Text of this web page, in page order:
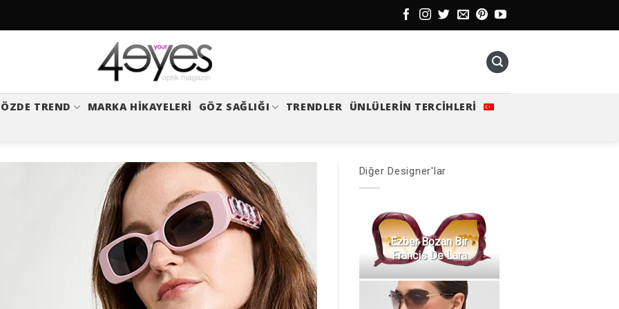
TREND MARKA HIKAYELERI GÖZ SAĞLIĞI TRENDLER ÜNLÜLERIN TERCIHLERI
Diğer Designer'lar
Ezber Bozan Bir
Francis De Lara